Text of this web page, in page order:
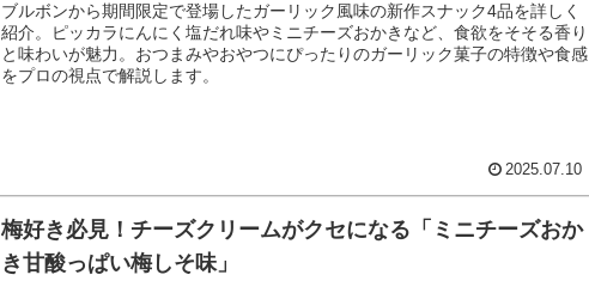
ブルボンから期間限定で登場したガーリック風味の新作スナック4品を詳しく
紹介。ピッカラにんにく塩だれ味やミニチーズおかきなど、食欲をそそる香り
と味わいが魅力。おつまみやおやつにぴったりのガーリック菓子の特徴や食感
をプロの視点で解説します。
2025.07.10
梅好き必見！チーズクリームがクセになる「ミニチーズおか
き甘酸っぱい梅しそ味」